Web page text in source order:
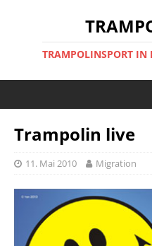
TRAMPOLINSPORT IN
Trampolin live
11. Mai 2010 Migration